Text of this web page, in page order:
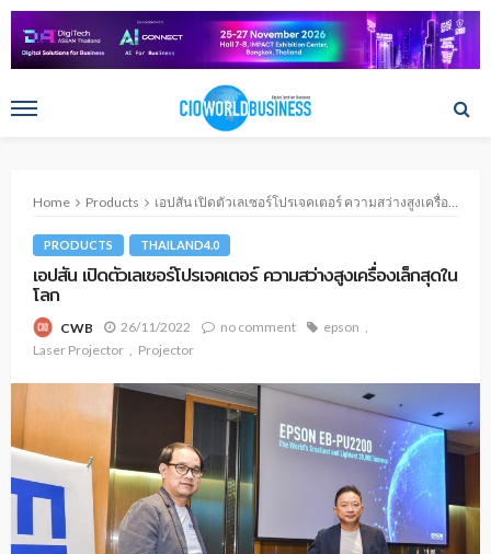
Home Products เอปสัน เปิดตัวเลเซอร์โปรเจคเตอร์ ความสว่างสูงเครื่องเล็กสุดในโลก
PRODUCTS THAILAND4.0
เอปสัน เปิดตัวเลเซอร์โปรเจคเตอร์ ความสว่างสูงเครื่องเล็กสุดใน
โลก
CWB 26/11/2022 no comment
epson
Laser Projector
Projector